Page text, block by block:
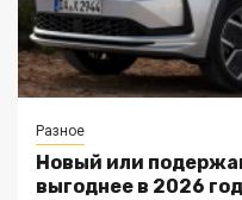
Разное
Новый или
выгоднее в 2026